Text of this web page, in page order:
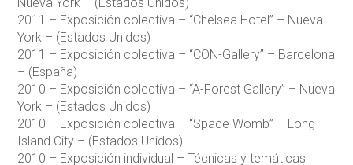
Nueva York – (Estados Unidos)
2011 – Exposición colectiva – “Chelsea Hotel” – Nueva
York – (Estados Unidos)
2011 – Exposición colectiva – “CON-Gallery” – Barcelona
– (España)
2010 – Exposición colectiva – “A-Forest Gallery” – Nueva
York – (Estados Unidos)
2010 – Exposición colectiva – “Space Womb” – Long
Island City – (Estados Unidos)
2010 – Exposición individual – Técnicas y temáticas